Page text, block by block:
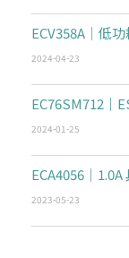
ECV358A｜低
2024-04-23
EC76SM712
2024-01-25
ECA4056｜
2023-05-23